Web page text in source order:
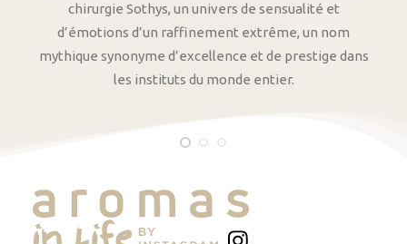
chirurgie Sothys, un univers de sensualité et
d’émotions d’un raffinement extrême, un nom
mythique synonyme d’excellence et de prestige dans
les instituts du monde entier.